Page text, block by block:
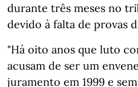
durante três meses no
devido à falta de provas
"Há oito anos que luto
acusam de ser um
juramento em 1999 e